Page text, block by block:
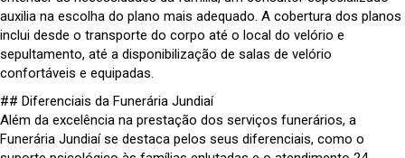
auxilia na escolha do plano mais adequado. A cobertura dos planos
inclui desde o transporte do corpo até o local do velório e
sepultamento, até a disponibilização de salas de velório
confortáveis e equipadas.
## Diferenciais da Funerária Jundiaí
Além da excelência na prestação dos serviços funerários, a
Funerária Jundiaí se destaca pelos seus diferenciais, como o